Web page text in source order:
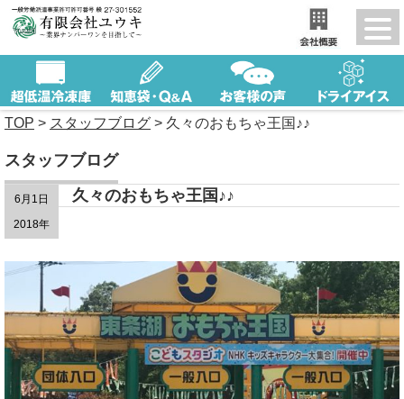
TOP > スタッフブログ > 久々のおもちゃ王国♪♪
スタッフブログ
6月1日
2018年
久々のおもちゃ王国♪♪